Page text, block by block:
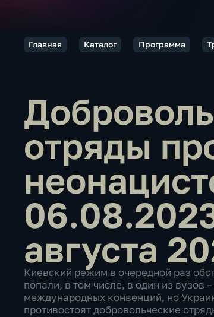
Главная Каталог Программа
отряды
августа
Киевский режим в очередной раз
попали, в том числе, в один из вузов
международных конвенций, но
противостоят добровольческие